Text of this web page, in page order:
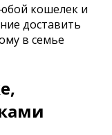
кошелек и
доставить
в семье